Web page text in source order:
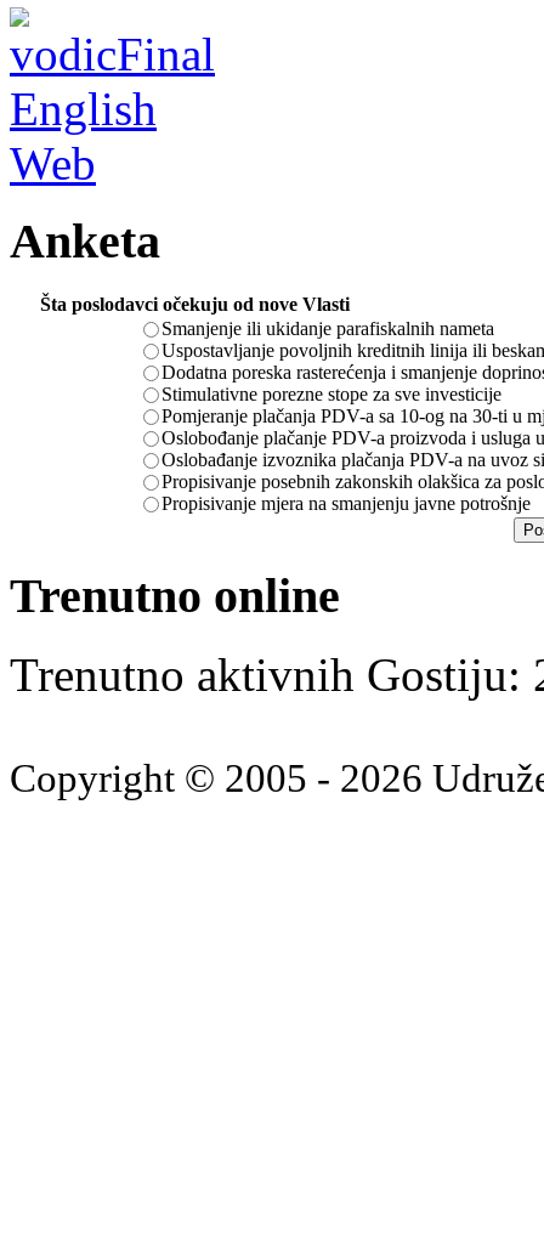
Anketa
Šta poslodavci očekuju od nove Vlasti
Smanjenje ili ukidanje parafiskalnih nameta
Uspostavljanje povoljnih kreditnih linija ili
Dodatna poreska rasterećenja i smanjenje
Stimulativne porezne stope za sve investicije
Pomjeranje plačanja PDV-a sa 10-og na 30-ti u
Oslobođanje plačanje PDV-a proizvoda i usluga
Oslobađanje izvoznika plačanja PDV-a na uvoz
Propisivanje posebnih zakonskih olakšica za
Propisivanje mjera na smanjenju javne potrošnje
Trenutno online
Trenutno aktivnih Gostiju:
Copyright © 2005 - 2026